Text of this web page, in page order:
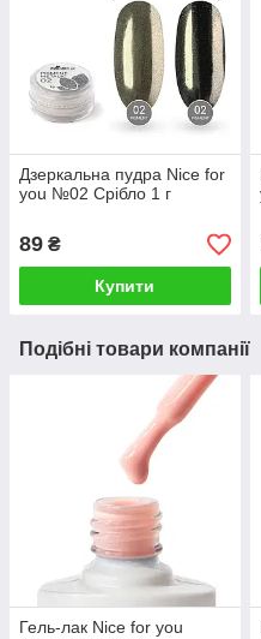
Дзеркальна пудра Nice for
you №02 Срібло 1 г
89 ₴
Купити
Подібні товари компанії
Гель-лак Nice for you